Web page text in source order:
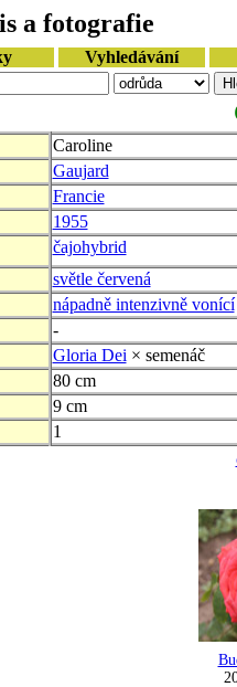
a fotografie
Vyhledávání
Caroline
Gaujard
Francie
1955
čajohybrid
světle červená
nápadně intenzivně vonící
-
Gloria Dei × semenáč
80 cm
9 cm
1